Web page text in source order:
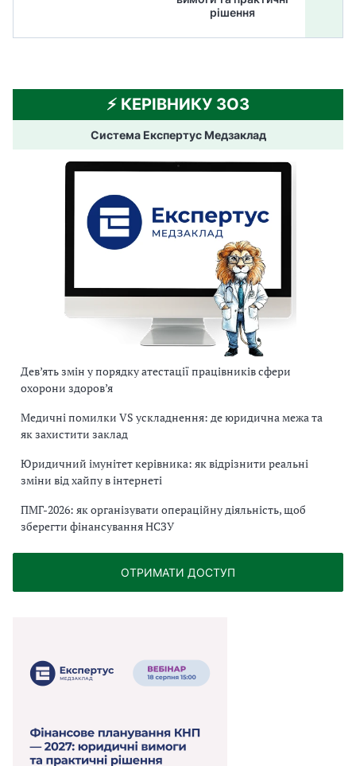
рішення
⚡️ КЕРІВНИКУ ЗОЗ
Система Експертус Медзаклад
Дев’ять змін у порядку атестації працівників сфери
охорони здоров’я
Медичні помилки VS ускладнення: де юридична межа та
як захистити заклад
Юридичний імунітет керівника: як відрізнити реальні
зміни від хайпу в інтернеті
ПМГ-2026: як організувати операційну діяльність, щоб
зберегти фінансування НСЗУ
ОТРИМАТИ ДОСТУП